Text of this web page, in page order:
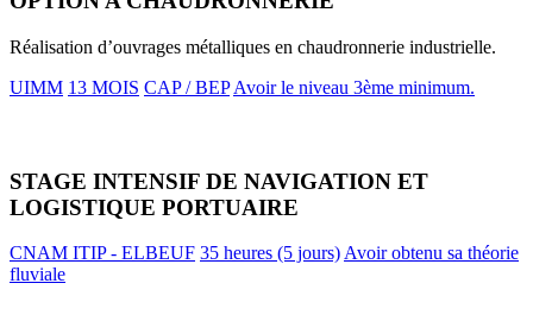
Réalisation d’ouvrages métalliques en chaudronnerie industrielle.
UIMM 13 MOIS CAP / BEP Avoir le niveau 3ème minimum.
STAGE INTENSIF DE NAVIGATION ET
LOGISTIQUE PORTUAIRE
CNAM ITIP - ELBEUF 35 heures (5 jours)Avoir obtenu sa théorie
fluviale